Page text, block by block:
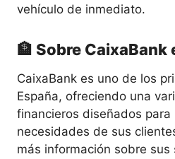
vehículo de inmediato.
🏦 Sobre CaixaBank
CaixaBank es uno de los
España, ofreciendo una
financieros diseñados para
necesidades de sus
más información sobre sus